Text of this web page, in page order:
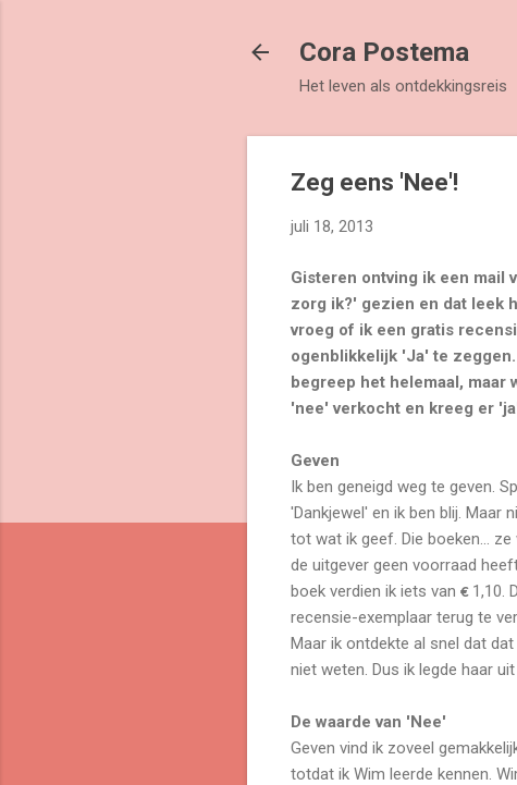
Cora Postema
Het leven als ontdekkingsreis
Zeg eens 'Nee'!
juli 18, 2013
Gisteren ontving ik een mail
zorg ik?' gezien en dat leek
vroeg of ik een gratis
ogenblikkelijk 'Ja' te
begreep het helemaal, maar
'nee' verkocht en kreeg er
Geven
Ik ben geneigd weg te geven.
'Dankjewel' en ik ben blij.
tot wat ik geef. Die boeken...
de uitgever geen voorraad
boek verdien ik iets van € 1,10.
recensie-exemplaar terug te
Maar ik ontdekte al snel dat
niet weten. Dus ik legde haar
De waarde van 'Nee'
Geven vind ik zoveel
totdat ik Wim leerde kennen.